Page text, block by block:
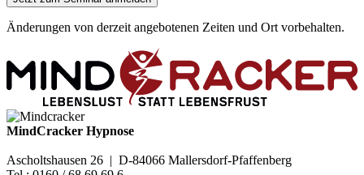
Änderungen von derzeit angebotenen Zeiten und Ort vorbehalten.
MindCracker Hypnose
Ascholtshausen 26 | D-84066 Mallersdorf-Pfaffenberg